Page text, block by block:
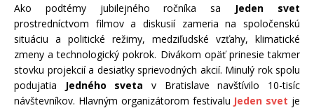
Ako podtémy jubilejného ročníka sa Jeden svet
prostredníctvom filmov a diskusií zameria na spoločenskú
situáciu a politické režimy, medziľudské vzťahy, klimatické
zmeny a technologický pokrok. Divákom opäť prinesie takmer
stovku projekcií a desiatky sprievodných akcií. Minulý rok spolu
podujatia
Jedného sveta v Bratislave navštívilo 10-tisíc
návštevníkov. Hlavným organizátorom festivalu Jeden svet je